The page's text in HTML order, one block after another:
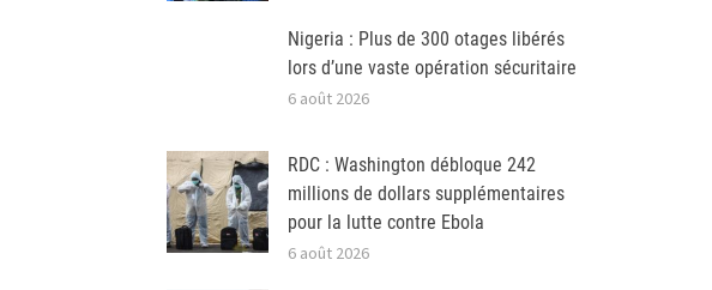
Nigeria : Plus de 300 otages libérés
lors d’une vaste opération sécuritaire
6 août 2026
RDC : Washington débloque 242
millions de dollars supplémentaires
pour la lutte contre Ebola
6 août 2026